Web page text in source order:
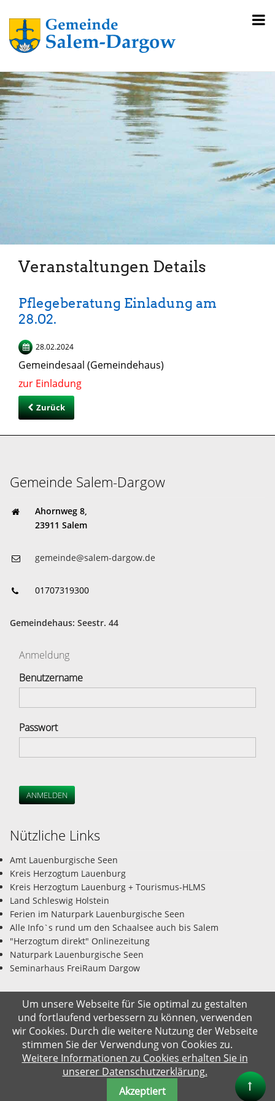
Veranstaltungen Details
Pflegeberatung Einladung am
28.02.
28.02.2024
Gemeindesaal (Gemeindehaus)
zur Einladung
Zurück
Gemeinde Salem-Dargow
Ahornweg 8,
23911 Salem
gemeinde@salem-dargow.de
01707319300
Gemeindehaus: Seestr. 44
Anmeldung
Benutzername
Passwort
ANMELDEN
Nützliche Links
Amt Lauenburgische Seen
Kreis Herzogtum Lauenburg
Kreis Herzogtum Lauenburg + Tourismus-HLMS
Land Schleswig Holstein
Ferien im Naturpark Lauenburgische Seen
Alle Info`s rund um den Schaalsee auch bis Salem
"Herzogtum direkt" Onlinezeitung
Naturpark Lauenburgische Seen
Seminarhaus FreiRaum Dargow
© Gemeinde Salem-Dargow 10.08.2026
Impressum Datenschutz Kontakt Suche
Um unsere Webseite für Sie optimal zu gestalten
und fortlaufend verbessern zu können, verwenden
wir Cookies. Durch die weitere Nutzung der Webseite
stimmen Sie der Verwendung von Cookies zu.
Weitere Informationen zu Cookies erhalten Sie in
unserer Datenschutzerklärung.
Akzeptiert